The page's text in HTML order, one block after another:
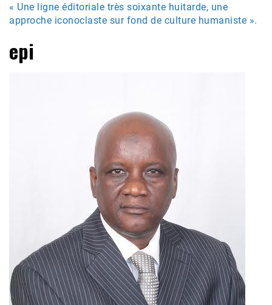
« Une ligne éditoriale très soixante huitarde, une
approche iconoclaste sur fond de culture humaniste ».
epi